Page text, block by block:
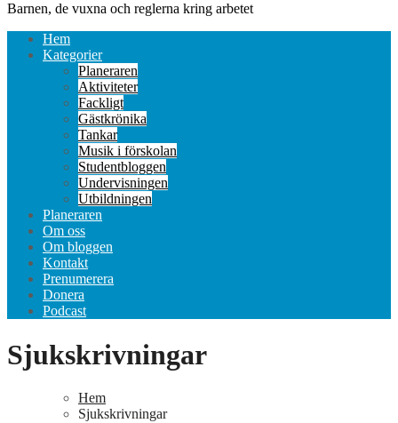
Barnen, de vuxna och reglerna kring arbetet
Hem
Kategorier
Planeraren
Aktiviteter
Fackligt
Gästkrönika
Tankar
Musik i förskolan
Studentbloggen
Undervisningen
Utbildningen
Planeraren
Om oss
Om bloggen
Kontakt
Prenumerera
Donera
Podcast
Sjukskrivningar
Hem
Sjukskrivningar